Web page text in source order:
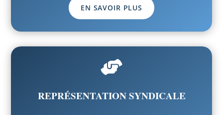
EN SAVOIR PLUS

REPRÉSENTATION SYNDICALE